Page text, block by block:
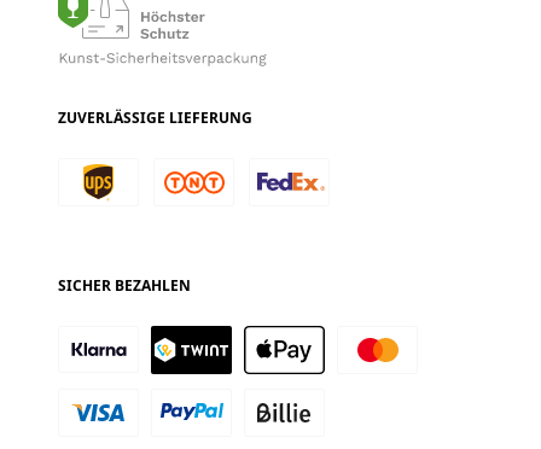
ZUVERLÄSSIGE LIEFERUNG
SICHER BEZAHLEN